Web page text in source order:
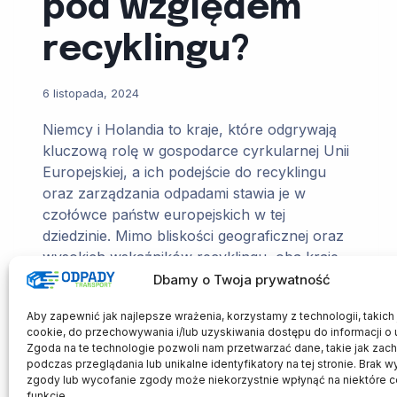
Dbamy o Twoja prywatność
Aby zapewnić jak najlepsze wrażenia, korzystamy z technologii, takich
cookie, do przechowywania i/lub uzyskiwania dostępu do informacji o
Zgoda na te technologie pozwoli nam przetwarzać dane, takie jak
podczas przeglądania lub unikalne identyfikatory na tej stronie. Brak
zgody lub wycofanie zgody może niekorzystnie wpłynąć na niektóre
pod względem
recyklingu?
6 listopada, 2024
Niemcy i Holandia to kraje, które odgrywają
kluczową rolę w gospodarce cyrkularnej Unii
Europejskiej, a ich podejście do recyklingu
oraz zarządzania odpadami stawia je w
czołówce państw europejskich w tej
dziedzinie. Mimo bliskości geograficznej oraz
wysokich wskaźników recyklingu, oba kraje
stosują odmienne strategie i rozwiązania
systemowi gospodarowania odpadami w
Niemczech…
Dowiedz się więcejNiemcy